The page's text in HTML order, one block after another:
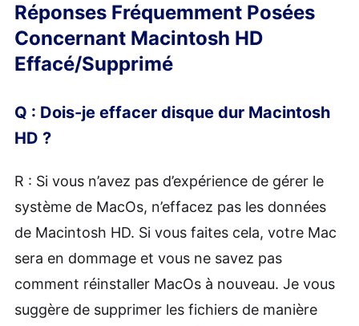
Réponses Fréquemment Posées
Concernant Macintosh HD
Effacé/Supprimé
Q : Dois-je effacer disque dur Macintosh
HD ?
R : Si vous n’avez pas d’expérience de gérer le
système de MacOs, n’effacez pas les données
de Macintosh HD. Si vous faites cela, votre Mac
sera en dommage et vous ne savez pas
comment réinstaller MacOs à nouveau. Je vous
suggère de supprimer les fichiers de manière